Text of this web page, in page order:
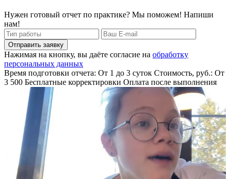
Нужен готовый отчет по практике? Мы поможем! Напиши
нам!
Отправить заявку
Нажимая на кнопку, вы даёте согласие на обработку
персональных данных
Время подготовки отчета: От 1 до 3 суток Стоимость, руб.: От
3 500 Бесплатные корректировки Оплата после выполнения